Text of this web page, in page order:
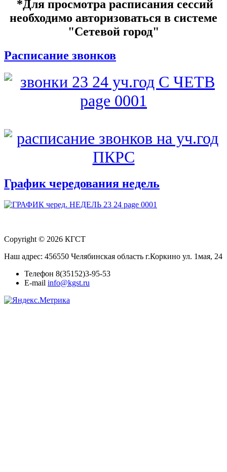
*Для просмотра расписания сессий
необходимо авторизоваться в системе
"Сетевой город"
Расписание звонков
График чередования недель
Copyright © 2026 КГСТ
Наш адрес: 456550 Челябинская область г.Коркино ул. 1мая, 24
Телефон 8(35152)3-95-53
E-mail info@kgst.ru